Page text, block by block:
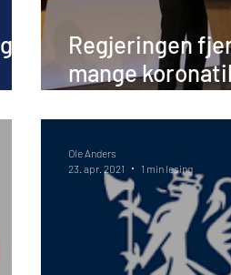
Regjeringen
mange
februar
Ole Anders
23. apr. 2021
1 min lesing